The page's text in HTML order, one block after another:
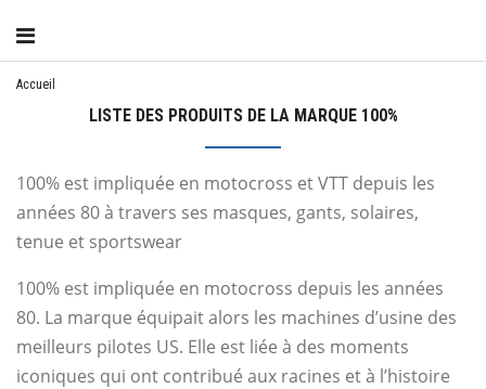
Accueil
LISTE DES PRODUITS DE LA MARQUE 100%
100% est impliquée en motocross et VTT depuis les
années 80à travers ses masques, gants, solaires,
tenue et sportswear
100% est impliquée en motocross depuis les années
80. La marque équipait alors les machines d’usine des
meilleurs pilotes US. Elle est liée à des moments
iconiques qui ont contribué aux racines et à l’histoire